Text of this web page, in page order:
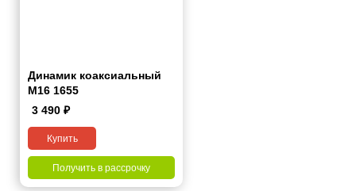
Динамик коаксиальный
M16 1655
3 490 ₽
Купить
Получить в рассрочку